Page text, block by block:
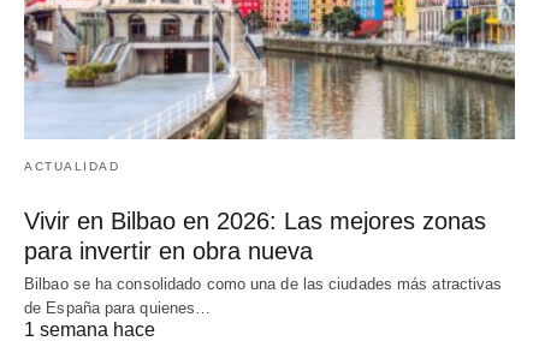
ACTUALIDAD
Vivir en Bilbao en 2026: Las mejores zonas
para invertir en obra nueva
Bilbao se ha consolidado como una de las ciudades más atractivas
de España para quienes…
1 semana hace